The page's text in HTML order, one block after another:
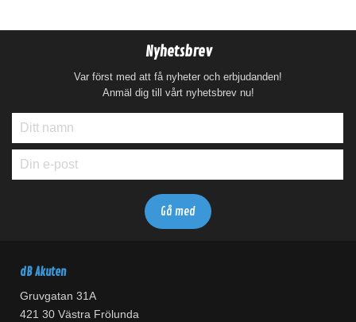
Nyhetsbrev
Var först med att få nyheter och erbjudanden!
Anmäl dig till vårt nyhetsbrev nu!
dB Akuten
Gruvgatan 31A
421 30 Västra Frölunda